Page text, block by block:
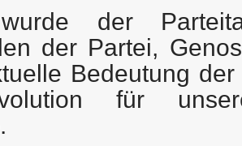
der
der Partei,
Bedeutung
für